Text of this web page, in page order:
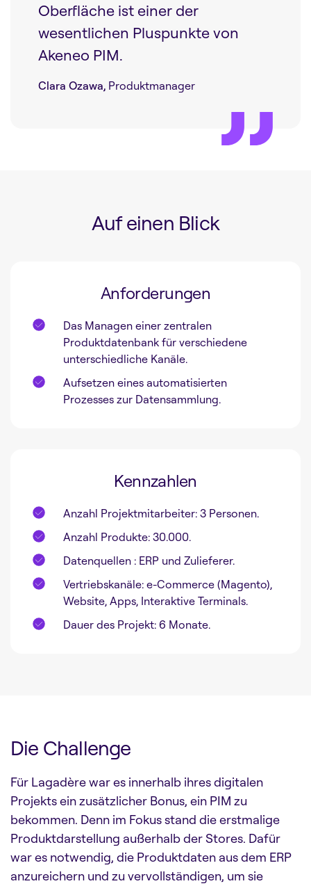
Oberfläche ist einer der
wesentlichen Pluspunkte von
Akeneo PIM.
Clara Ozawa, Produktmanager
Auf einen Blick
Anforderungen
Das Managen einer zentralen
Produktdatenbank für verschiedene
unterschiedliche Kanäle.
Aufsetzen eines automatisierten
Prozesses zur Datensammlung.
Kennzahlen
Anzahl Projektmitarbeiter: 3 Personen.
Anzahl Produkte: 30.000.
Datenquellen : ERP und Zulieferer.
Vertriebskanäle: e-Commerce (Magento),
Website, Apps, Interaktive Terminals.
Dauer des Projekt: 6 Monate.
Die Challenge
Für Lagadère war es innerhalb ihres digitalen
Projekts ein zusätzlicher Bonus, ein PIM zu
bekommen. Denn im Fokus stand die erstmalige
Produktdarstellung außerhalb der Stores. Dafür
war es notwendig, die Produktdaten aus dem ERP
anzureichern und zu vervollständigen, um sie